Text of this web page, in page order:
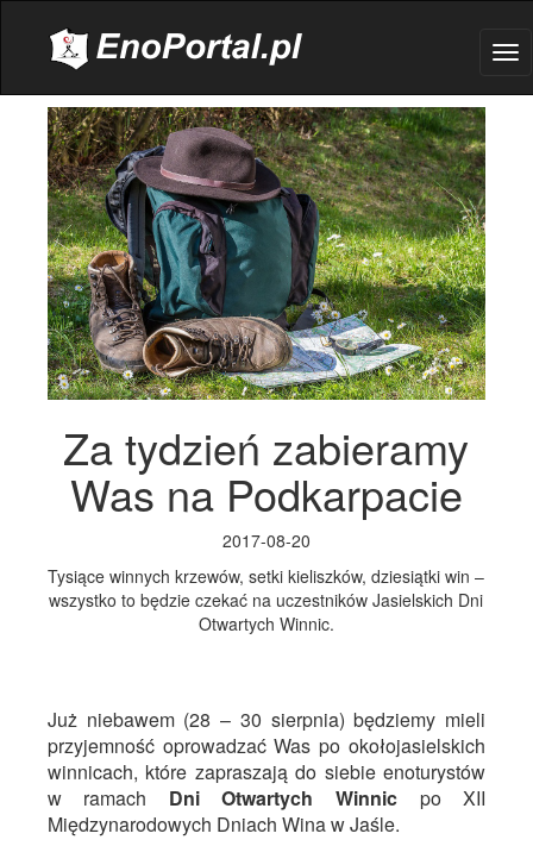
Za tydzień zabieramy
Was na Podkarpacie
2017-08-20
Tysiące winnych krzewów, setki kieliszków, dziesiątki win –
wszystko to będzie czekać na uczestników Jasielskich Dni
Otwartych Winnic.
Już niebawem (28 – 30 sierpnia) będziemy mieli
przyjemność oprowadzać Was po okołojasielskich
winnicach, które zapraszają do siebie enoturystów
w ramach Dni Otwartych Winnic po XII
Międzynarodowych Dniach Wina w Jaśle.